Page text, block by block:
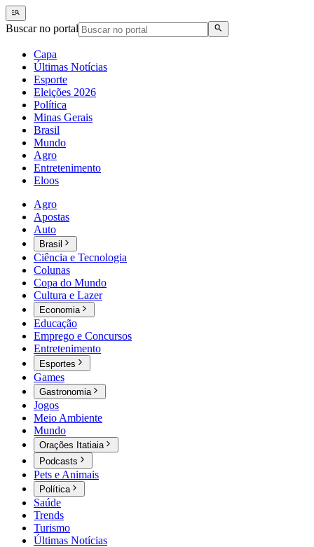
Buscar no portal
Capa
Últimas Notícias
Esporte
Eleições 2026
Política
Minas Gerais
Brasil
Mundo
Agro
Entretenimento
Eloos
Agro
Apostas
Auto
Brasil
Ciência e Tecnologia
Colunas
Copa do Mundo
Cultura e Lazer
Economia
Educação
Emprego e Concursos
Entretenimento
Esportes
Games
Gastronomia
Jogos
Meio Ambiente
Mundo
Orações Itatiaia
Podcasts
Pets e Animais
Política
Saúde
Trends
Turismo
Últimas Notícias